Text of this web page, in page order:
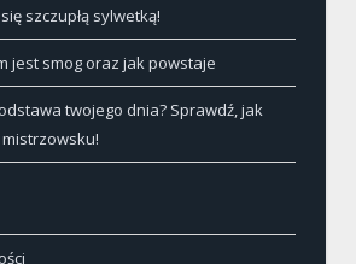
szczupłą sylwetką!
jest smog oraz jak powstaje
twojego dnia? Sprawdź, jak